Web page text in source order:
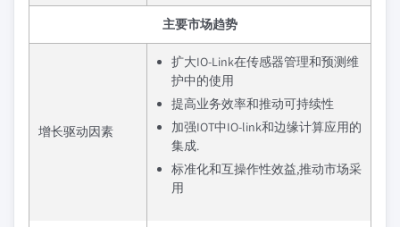
主要市场趋势
增长驱动因素
扩大IO-Link在传感器管理和预测维
护中的使用
提高业务效率和推动可持续性
加强IOT中IO-link和边缘计算应用的
集成.
标准化和互操作性效益,推动市场采
用